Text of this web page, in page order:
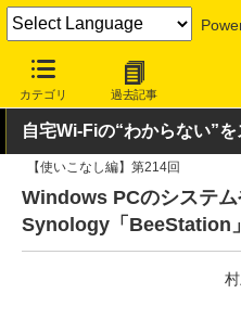
カテゴリ 過去記事
INTERNET Watch ハードウェア
自宅Wi-Fiの“わからない”を
【使いこなし編】第214回
Windows PCのシステム
Synology「BeeStation